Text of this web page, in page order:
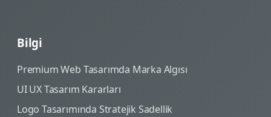
Bilgi
Premium Web Tasarımda Marka Algısı
UI UX Tasarım Kararları
Logo Tasarımında Stratejik Sadellik